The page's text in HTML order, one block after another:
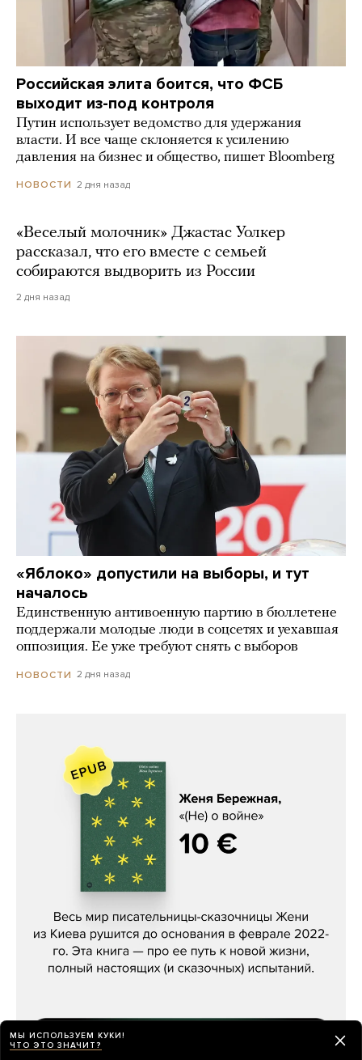
Российская элита боится, что ФСБ
выходит из-под контроля
Путин использует ведомство для удержания
власти. И все чаще склоняется к усилению
давления на бизнес и общество, пишет Bloomberg
НОВОСТИ 2 дня назад
«Веселый молочник» Джастас Уолкер
рассказал, что его вместе с семьей
собираются выдворить из России
2 дня назад
«Яблоко» допустили на выборы, и тут
началось
Единственную антивоенную партию в бюллетене
поддержали молодые люди в соцсетях и уехавшая
оппозиция. Ее уже требуют снять с выборов
НОВОСТИ 2 дня назад
Женя Бережная, «(Не) о войне»
МЫ ИСПОЛЬЗУЕМ КУКИ!
ЧТО ЭТО ЗНАЧИТ?